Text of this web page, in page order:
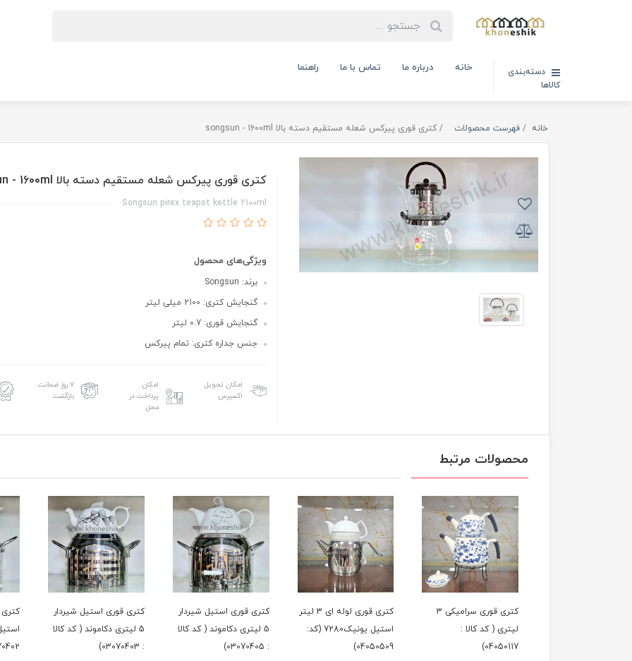
دسته‌بندی
کالاها
خانه درباره ما تماس با ما راهنما
خانه فهرست محصولات کتری قوری پیرکس شعله مستقیم دسته بالا songsun - 1600ml
کتری قوری پیرکس شعله مستقیم دسته بالا songsun - 1600ml
Songsun pirex teapot kettle 2100ml
ویژگی‌های محصول
برند: Songsun
گنجایش کتری: 2100 میلی لیتر
گنجایش قوری: 0.7 لیتر
جنس جداره کتری: تمام پیرکس
امکان تحویل
اکسپرس
امکان
پرداخت در
محل
۷ روز ضمانت
بازگشت
محصولات مرتبط
کتری قوری سرامیکی 3
لیتری ( کد کالا :
04050117)
کتری قوری لوله ای 3 لیتر
استیل یونیک7280 (کد:
04050509)
کتری قوری استیل شیردار
5 لیتری دکاموند ( کد کالا
: 03070405)
کتری قوری استیل شیردار
5 لیتری دکاموند ( کد کالا
: 03070403)